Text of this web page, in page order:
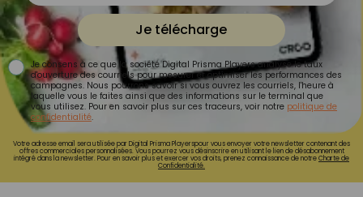
Je télécharge
Je consens à ce que la société Digital Prisma Players analyse le taux
d'ouverture des courriels pour mesurer et optimiser les performances des
campagnes. Nous pourrons savoir si vous ouvrez les courriels, l'heure à
laquelle vous le faites ainsi que des informations sur le terminal que
vous utilisez. Pour en savoir plus sur ces traceurs, voir notre politique de
confidentialité.
Votre adresse email sera utilisée par Digital Prisma Playerspour vous envoyer votre newsletter contenant des
offres commerciales personnalisées. Vous pourrez vous désinscrire en utilisant le lien de désabonnement
intégré dans la newsletter. Pour en savoir plus et exercer vos droits, prenez connaissance de notreCharte de
Confidentialité.